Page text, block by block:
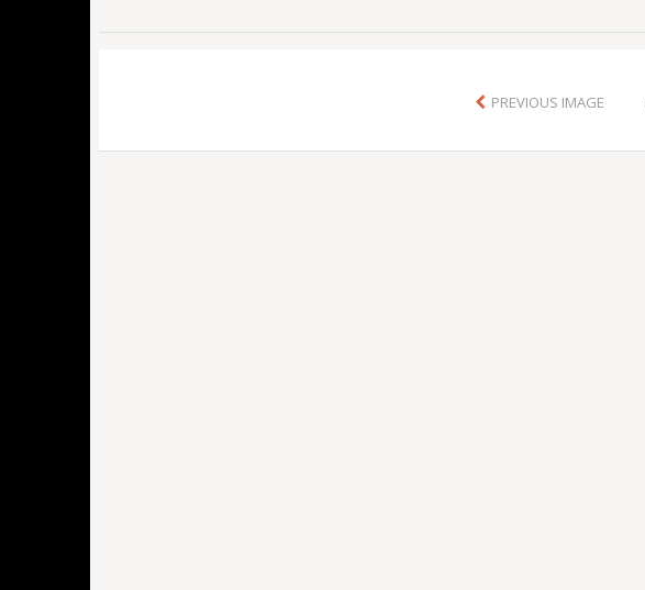
PREVIOUS IMAGE